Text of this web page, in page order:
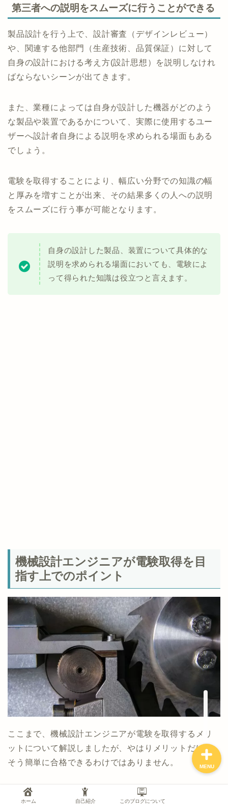
第三者への説明をスムーズに行うことができる
製品設計を行う上で、設計審査（デザインレビュー）
や、関連する他部門（生産技術、品質保証）に対して
自身の設計における考え方(設計思想）を説明しなけれ
ばならないシーンが出てきます。
また、業種によっては自身が設計した機器がどのよう
な製品や装置であるかについて、実際に使用するユー
ザーへ設計者自身による説明を求められる場面もある
でしょう。
電験を取得することにより、幅広い分野での知識の幅
と厚みを増すことが出来、その結果多くの人への説明
をスムーズに行う事が可能となります。
自身の設計した製品、装置について具体的な
説明を求められる場面においても、電験によ
って得られた知識は役立つと言えます。
機械設計エンジニアが電験取得を目
指す上でのポイント
ここまで、機械設計エンジニアが電験を取得するメリ
ットについて解説しましたが、やはりメリットだけで
そう簡単に合格できるわけではありません。
【機械】【理論】科目については、機械設計エンジニ
ホーム 自己紹介 このブログについて
MENU
資格試験
勉強法
仕事
ブログ運営